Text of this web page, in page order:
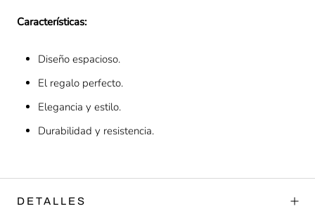
Características:
Diseño espacioso.
El regalo perfecto.
Elegancia y estilo.
Durabilidad y resistencia.
DETALLES